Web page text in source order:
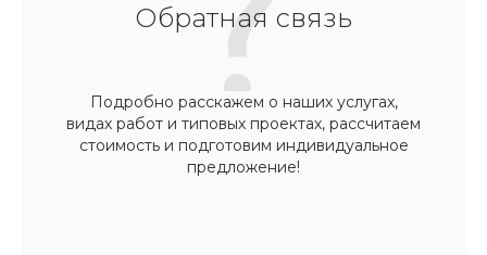
Обратная связь
Подробно расскажем о наших услугах,
видах работ и типовых проектах, рассчитаем
стоимость и подготовим индивидуальное
предложение!